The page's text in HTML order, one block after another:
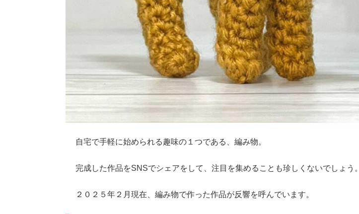
自宅で手軽に始められる趣味の１つである、編み物。
完成した作品をSNSでシェアをして、注目を集めることも珍しくないでしょう。
２０２５年２月現在、編み物で作った作品が反響を呼んでいます。